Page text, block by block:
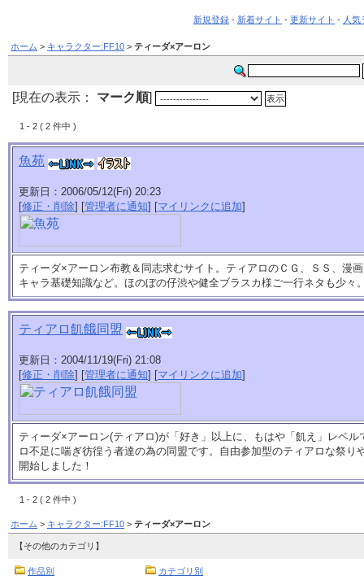
新規登録 - 新着サイト - 更新サイト - 人
ホーム > キャラクター:FF10 > ティーダ×アーロン
[現在の表示： マーク順]
1 - 2 ( 2 件中 )
魚苑
更新日：2006/05/12(Fri) 20:23
[修正・削除] [管理者に通知] [マイリンクに追加]
ティーダ×アーロン布教＆同志求むサイト。ティアロのＣＧ、ＳＳ、漫
キャラ基礎知識など。ほのぼの仔渋や健全ブラスカ様ご一行ネタも少々
ティアロ飢餓同盟
更新日：2004/11/19(Fri) 21:08
[修正・削除] [管理者に通知] [マイリンクに追加]
ティーダ×アーロン(ティアロ)が「好き」以上に、もはや「飢え」レベ
ロ不足に喘ぎ彷徨う者達の為の同盟です。自由参加型のティアロな祭
開始しました！
1 - 2 ( 2 件中 )
ホーム > キャラクター:FF10 > ティーダ×アーロン
【その他のカテゴリ】
作品別
カテゴリ別